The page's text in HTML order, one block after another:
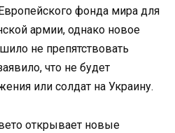
фонда мира для
армии, однако новое
не препятствовать
что не будет
или солдат на Украину.
открывает новые